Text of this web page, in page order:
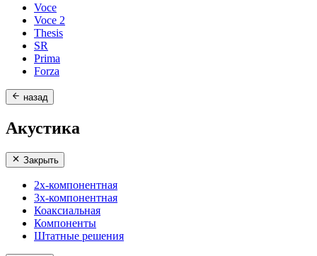
Voce
Voce 2
Thesis
SR
Prima
Forza
назад
Акустика
Закрыть
2х-компонентная
3х-компонентная
Коаксиальная
Компоненты
Штатные решения